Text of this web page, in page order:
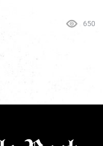
650